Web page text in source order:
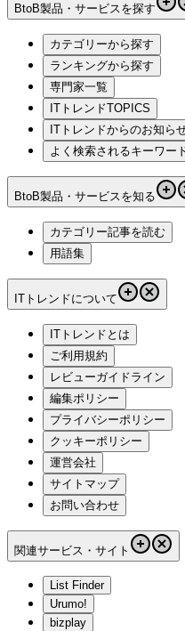
BtoB製品・サービスを探す
カテゴリーから探す
ランキングから探す
専門家一覧
ITトレンドTOPICS
ITトレンドからのお知ら
よく検索されるキーワー
BtoB製品・サービスを知る
カテゴリー記事を読む
用語集
ITトレンドについて
ITトレンドとは
ご利用規約
レビューガイドライン
編集ポリシー
プライバシーポリシー
クッキーポリシー
運営会社
サイトマップ
お問い合わせ
関連サービス・サイト
List Finder
Urumo!
bizplay